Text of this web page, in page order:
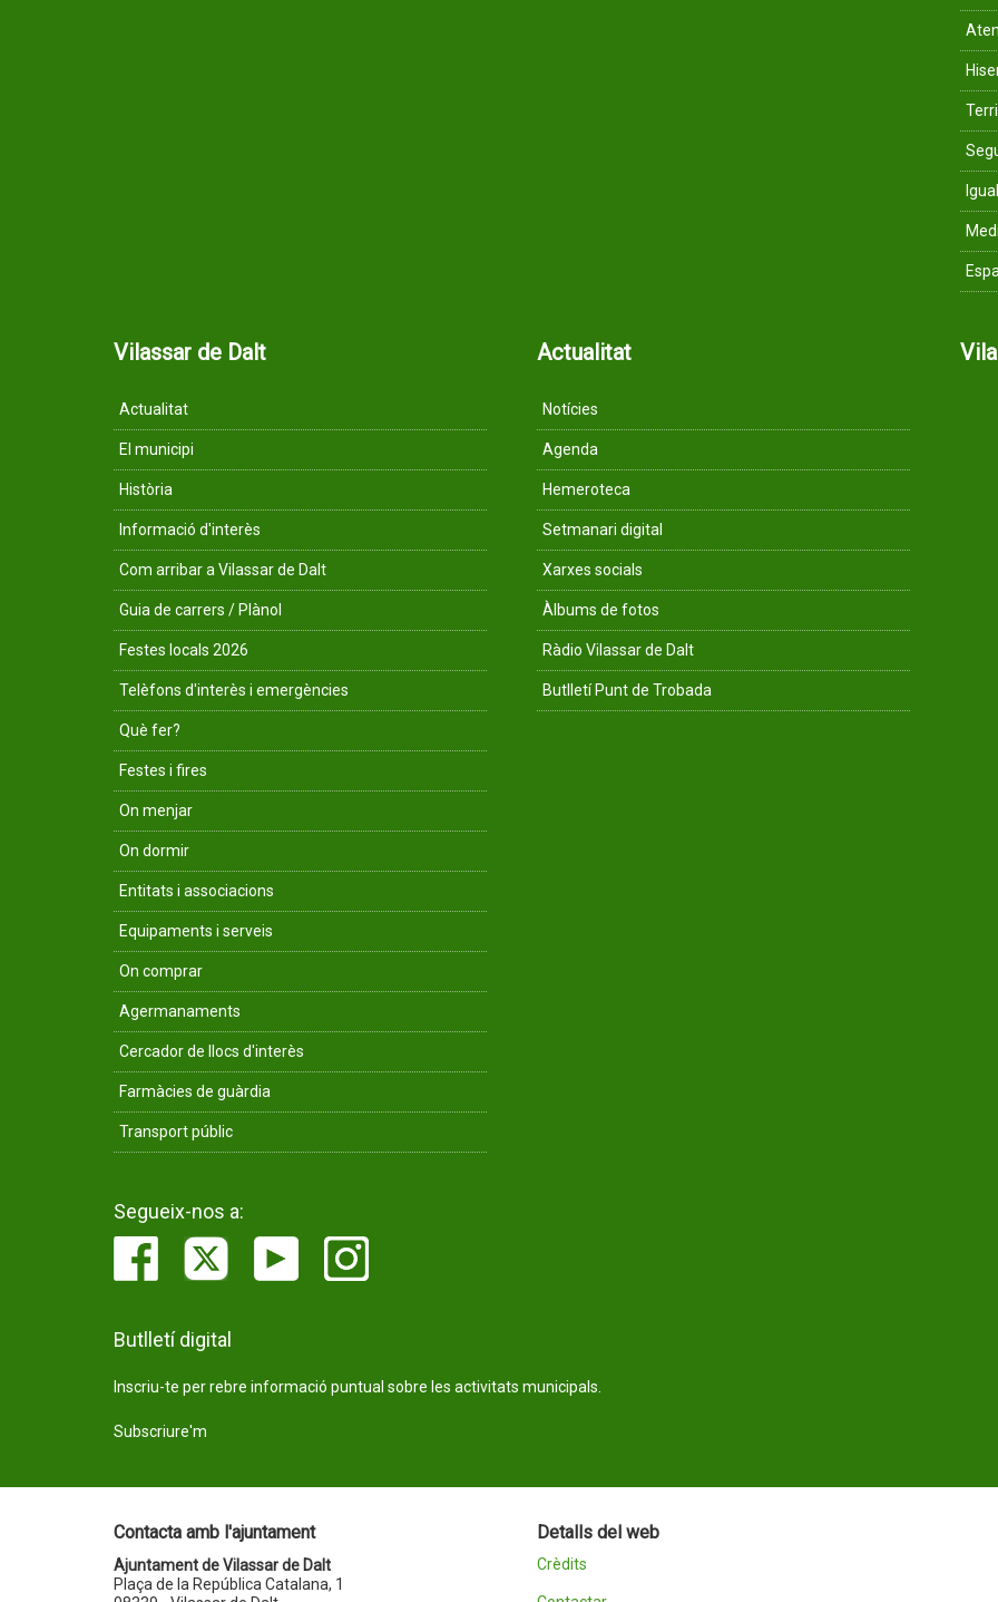
Vilassar de Dalt
Actualitat
El municipi
Història
Informació d'interès
Com arribar a Vilassar de Dalt
Guia de carrers / Plànol
Festes locals 2026
Telèfons d'interès i emergències
Què fer?
Festes i fires
On menjar
On dormir
Entitats i associacions
Equipaments i serveis
On comprar
Agermanaments
Cercador de llocs d'interès
Farmàcies de guàrdia
Transport públic
Actualitat
Notícies
Agenda
Hemeroteca
Setmanari digital
Xarxes socials
Àlbums de fotos
Ràdio Vilassar de Dalt
Butlletí Punt de Trobada
Segueix-nos a:
Butlletí digital
Inscriu-te per rebre informació puntual sobre les activitats municipals.
Subscriure'm
Contacta amb l'ajuntament
Ajuntament de Vilassar de Dalt
Plaça de la República Catalana, 1
Detalls del web
Crèdits